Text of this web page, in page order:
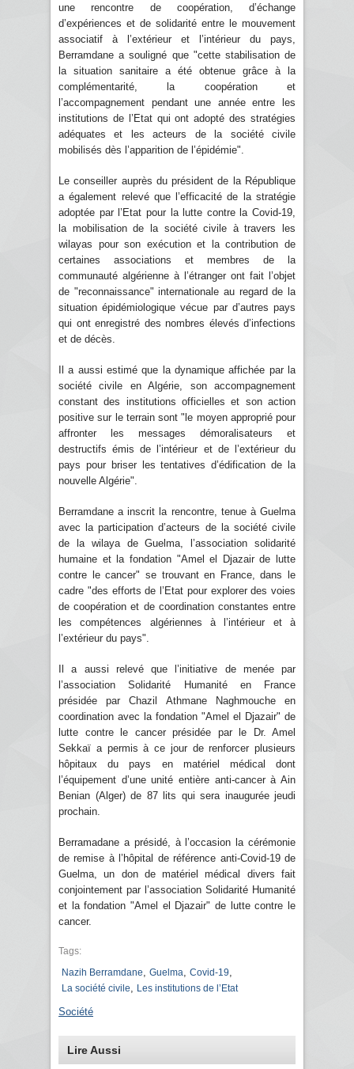
une rencontre de coopération, d’échange
d’expériences et de solidarité entre le mouvement
associatif à l’extérieur et l’intérieur du pays,
Berramdane a souligné que "cette stabilisation de
la situation sanitaire a été obtenue grâce à la
complémentarité, la coopération et
l’accompagnement pendant une année entre les
institutions de l’Etat qui ont adopté des stratégies
adéquates et les acteurs de la société civile
mobilisés dès l’apparition de l’épidémie".
Le conseiller auprès du président de la République
a également relevé que l’efficacité de la stratégie
adoptée par l’Etat pour la lutte contre la Covid-19,
la mobilisation de la société civile à travers les
wilayas pour son exécution et la contribution de
certaines associations et membres de la
communauté algérienne à l’étranger ont fait l’objet
de "reconnaissance" internationale au regard de la
situation épidémiologique vécue par d’autres pays
qui ont enregistré des nombres élevés d’infections
et de décès.
Il a aussi estimé que la dynamique affichée par la
société civile en Algérie, son accompagnement
constant des institutions officielles et son action
positive sur le terrain sont "le moyen approprié pour
affronter les messages démoralisateurs et
destructifs émis de l’intérieur et de l’extérieur du
pays pour briser les tentatives d’édification de la
nouvelle Algérie".
Berramdane a inscrit la rencontre, tenue à Guelma
avec la participation d’acteurs de la société civile
de la wilaya de Guelma, l’association solidarité
humaine et la fondation "Amel el Djazair de lutte
contre le cancer" se trouvant en France, dans le
cadre "des efforts de l’Etat pour explorer des voies
de coopération et de coordination constantes entre
les compétences algériennes à l’intérieur et à
l’extérieur du pays".
Il a aussi relevé que l’initiative de menée par
l’association Solidarité Humanité en France
présidée par Chazil Athmane Naghmouche en
coordination avec la fondation "Amel el Djazair" de
lutte contre le cancer présidée par le Dr. Amel
Sekkaï a permis à ce jour de renforcer plusieurs
hôpitaux du pays en matériel médical dont
l’équipement d’une unité entière anti-cancer à Ain
Benian (Alger) de 87 lits qui sera inaugurée jeudi
prochain.
Berramadane a présidé, à l’occasion la cérémonie
de remise à l’hôpital de référence anti-Covid-19 de
Guelma, un don de matériel médical divers fait
conjointement par l’association Solidarité Humanité
et la fondation "Amel el Djazair" de lutte contre le
cancer.
Tags:
Nazih Berramdane
Guelma Covid-19
La société civile Les institutions de l’Etat
Société
Lire Aussi